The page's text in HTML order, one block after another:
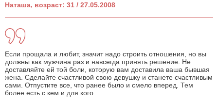
Наташа, возраст: 31 / 27.05.2008
Если прощала и любит, значит надо строить отношения, но вы
должны как мужчина раз и навсегда принять решение. Не
доставляйте ей той боли, которую вам доставила ваша бывшая
жена. Сделайте счастливой свою девушку и станете счастливым
сами. Отпустите все, что ранее было и смело вперед. Тем
более есть с кем и для кого.